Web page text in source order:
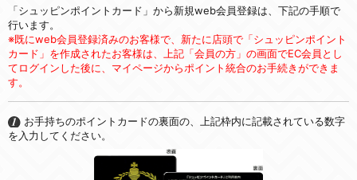
「シュッピンポイントカード」から新規web会員登録は、下記の手順で
行います。
※既にweb会員登録済みのお客様で、新たに店頭で「シュッピンポイント
カード」を作成されたお客様は、上記「会員の方」の画面でEC会員とし
てログインした後に、マイページからポイント統合のお手続きができま
す。
お手持ちのポイントカードの裏面の、上記枠内に記載されている数字
を入力してください。